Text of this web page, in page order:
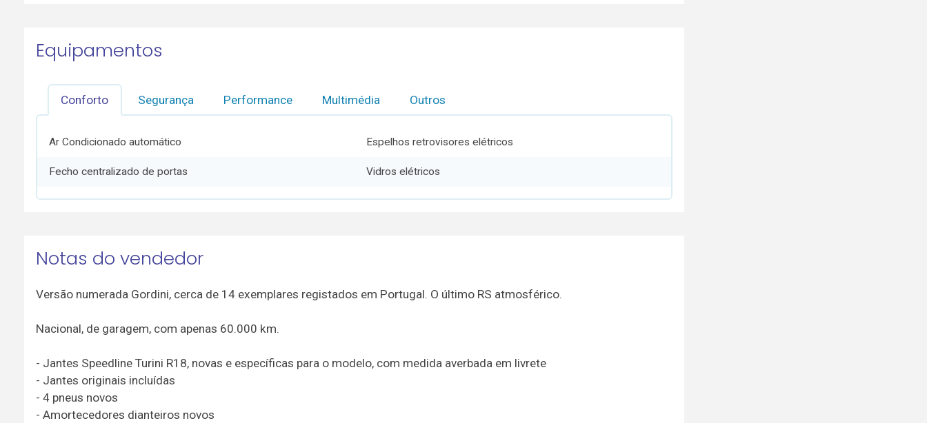
Equipamentos
Conforto Segurança Performance Multimédia Outros
Ar Condicionado automático Espelhos retrovisores elétricos
Fecho centralizado de portas Vidros elétricos
Notas do vendedor
Versão numerada Gordini, cerca de 14 exemplares registados em Portugal. O último RS atmosférico.
Nacional, de garagem, com apenas 60.000 km.
- Jantes Speedline Turini R18, novas e específicas para o modelo, com medida averbada em livrete
- Jantes originais incluídas
- 4 pneus novos
- Amortecedores dianteiros novos